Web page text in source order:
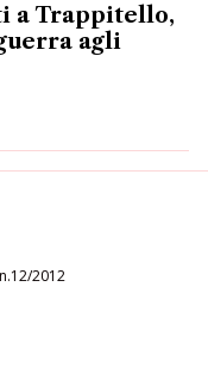
a Trappitello,
agli
2012